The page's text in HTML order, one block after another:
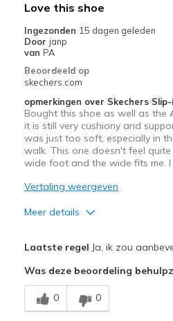
Love this shoe
Ingezonden 15 dagen geleden
Door janp
van PA
Beoordeeld op
skechers.com
opmerkingen over Skechers
Bought this shoe as well as the
it is still very cushiony and
was just too soft, especially in
walk. This one doesn't feel quite
wide foot and the wide fits me.
Vertaling weergeven
Meer details
Sizing
Feels true to
View On Shoes
I'm Into Shoes
Laatste regel Ja, ik zou
Was deze beoordeling
0 0